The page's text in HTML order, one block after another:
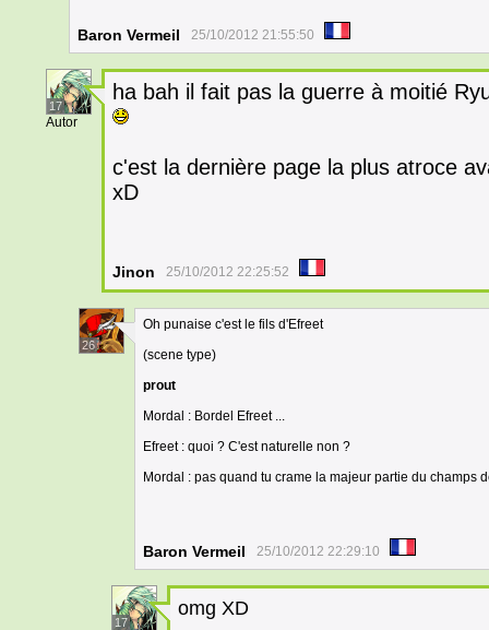
Baron Vermeil 25/10/2012 21:55:50
17
Autor
ha bah il fait pas la guerre à moitié
c'est la dernière page la plus atroce
xD
Jinon 25/10/2012 22:25:52
26
Oh punaise c'est le fils d'Efreet
(scene type)
prout
Mordal : Bordel Efreet ...
Efreet : quoi ? C'est naturelle non ?
Mordal : pas quand tu crame la majeur partie du champs
Baron Vermeil 25/10/2012 22:29:10
17
omg XD